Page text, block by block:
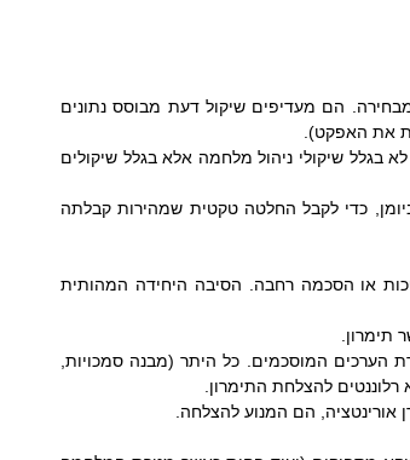
את האפקט).
תימרון.
להצלחת התימרון.
אורינטציה, הם המנוע להצלחה.